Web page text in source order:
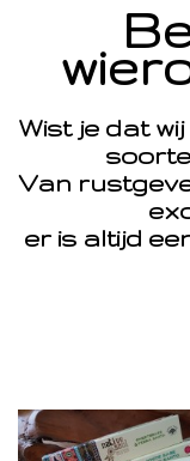
Wist je dat
Van
er is altijd